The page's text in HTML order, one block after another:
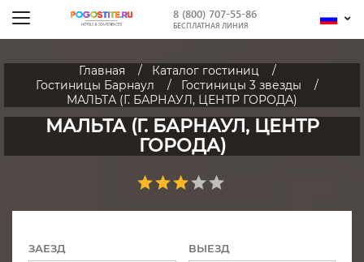
8 (800) 707-55-86
БЕСПЛАТНАЯ ЛИНИЯ
Главная
Каталог гостиниц
Гостиницы Барнаул
Гостиницы 3 звезды
МАЛЬТА (Г. БАРНАУЛ, ЦЕНТР ГОРОДА)
МАЛЬТА (Г. БАРНАУЛ, ЦЕНТР
ГОРОДА)
ЗАЕЗД ВЫЕЗД